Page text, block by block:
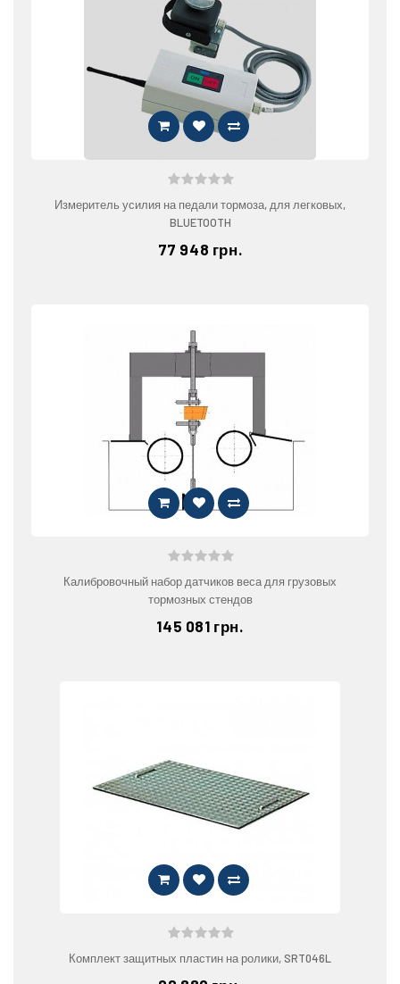
Измеритель усилия на педали тормоза, для легковых,
BLUETOOTH
77 948 грн.
Калибровочный набор датчиков веса для грузовых
тормозных стендов
145 081 грн.
Комплект защитных пластин на ролики, SRT046L